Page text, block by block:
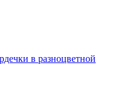
в разноцветной